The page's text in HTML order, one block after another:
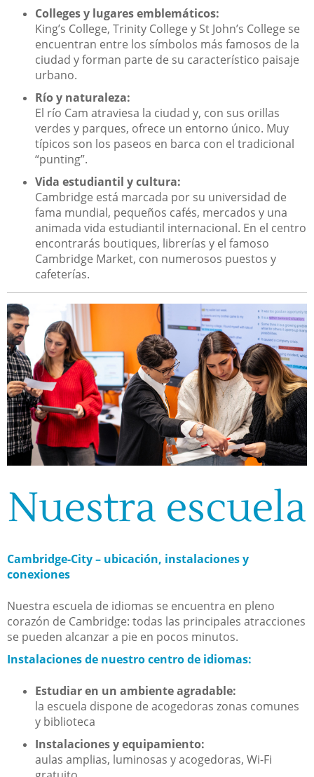
Colleges y lugares emblemáticos:
King’s College, Trinity College y St John’s College se
encuentran entre los símbolos más famosos de la
ciudad y forman parte de su característico paisaje
urbano.
Río y naturaleza:
El río Cam atraviesa la ciudad y, con sus orillas
verdes y parques, ofrece un entorno único. Muy
típicos son los paseos en barca con el tradicional
“punting”.
Vida estudiantil y cultura:
Cambridge está marcada por su universidad de
fama mundial, pequeños cafés, mercados y una
animada vida estudiantil internacional. En el centro
encontrarás boutiques, librerías y el famoso
Cambridge Market, con numerosos puestos y
cafeterías.
Nuestra escuela
Cambridge-City – ubicación, instalaciones y
conexiones
Nuestra escuela de idiomas se encuentra en pleno
corazón de Cambridge: todas las principales atracciones
se pueden alcanzar a pie en pocos minutos.
Instalaciones de nuestro centro de idiomas:
Estudiar en un ambiente agradable:
la escuela dispone de acogedoras zonas comunes
y biblioteca
Instalaciones y equipamiento:
aulas amplias, luminosas y acogedoras, Wi-Fi